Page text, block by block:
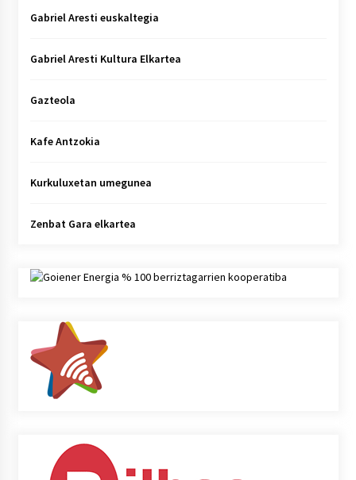
Gabriel Aresti euskaltegia
Gabriel Aresti Kultura Elkartea
Gazteola
Kafe Antzokia
Kurkuluxetan umegunea
Zenbat Gara elkartea